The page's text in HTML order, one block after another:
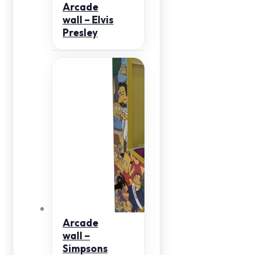
Arcade
wall – Elvis
Presley
Arcade
wall –
Simpsons